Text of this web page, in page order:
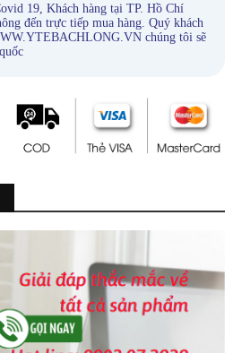
19, Khách hàng tại TP. Hồ Chí
đến trực tiếp mua hàng. Quý khách
chúng tôi sẽ